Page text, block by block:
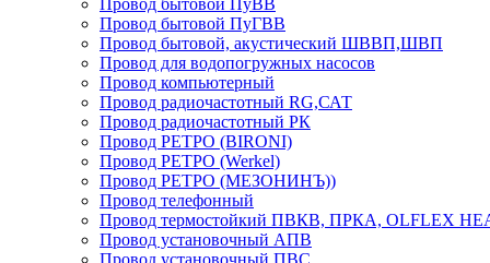
Провод бытовой ПуВВ
Провод бытовой ПуГВВ
Провод бытовой, акустический ШВВП,ШВП
Провод для водопогружных насосов
Провод компьютерный
Провод радиочастотный RG,САТ
Провод радиочастотный РК
Провод РЕТРО (BIRONI)
Провод РЕТРО (Werkel)
Провод РЕТРО (МЕЗОНИНЪ))
Провод телефонный
Провод термостойкий ПВКВ, ПРКА, OLFLEX
Провод установочный АПВ